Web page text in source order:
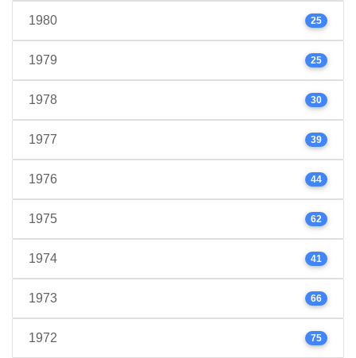
1980 25
1979 25
1978 30
1977 39
1976 44
1975 62
1974 41
1973 66
1972 75